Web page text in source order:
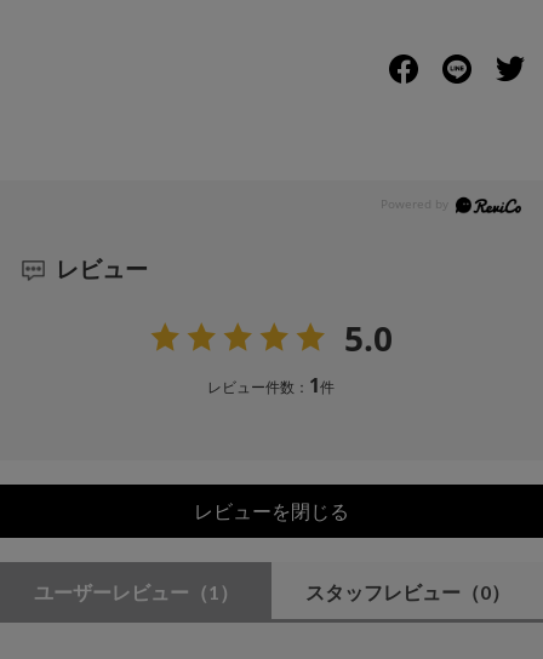
レビュー
5.0
レビュー件数： 1件
レビューを閉じる
ユーザーレビュー （1） スタッフレビュー （0）